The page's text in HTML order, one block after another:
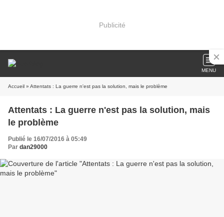
Publicité
MENU
Accueil » Attentats : La guerre n'est pas la solution, mais le problème
Attentats : La guerre n'est pas la solution, mais
le problème
Publié le 16/07/2016 à 05:49
Par dan29000